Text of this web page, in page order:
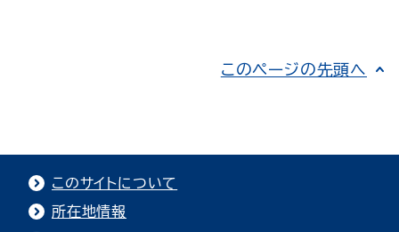
このページの先頭へ
このサイトについて
所在地情報